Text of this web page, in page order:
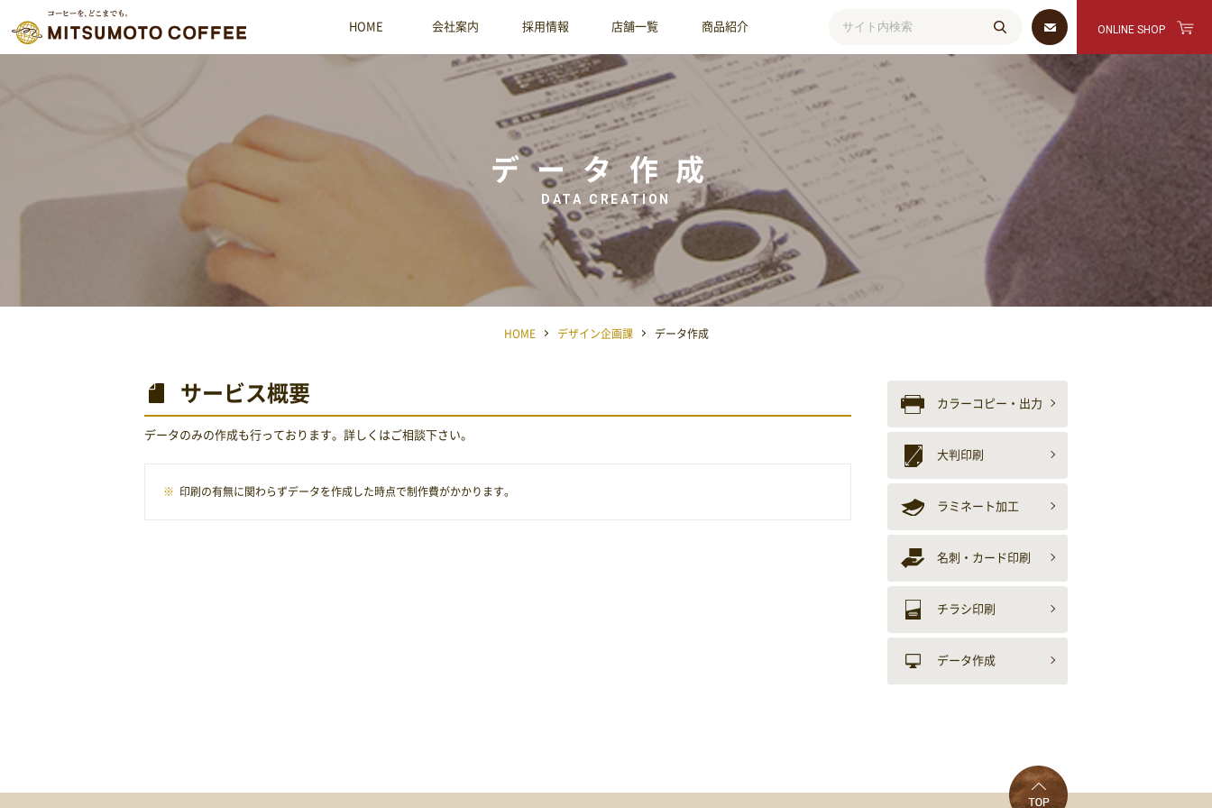
MMC 三本珈琲株式会社
HOME 会社案内 採用情報 店舗一覧 商品紹介 ONLINE SHOP
データ作成
DATA CREATION
HOME デザイン企画課 データ作成
サービス概要
データのみの作成も行っております。詳しくはご相談下さい。
印刷の有無に関わらずデータを作成した時点で制作費がかかります。
カラーコピー・出力
大判印刷
ラミネート加工
名刺・カード印刷
チラシ印刷
データ作成